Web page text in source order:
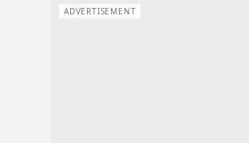
ADVERTISEMENT